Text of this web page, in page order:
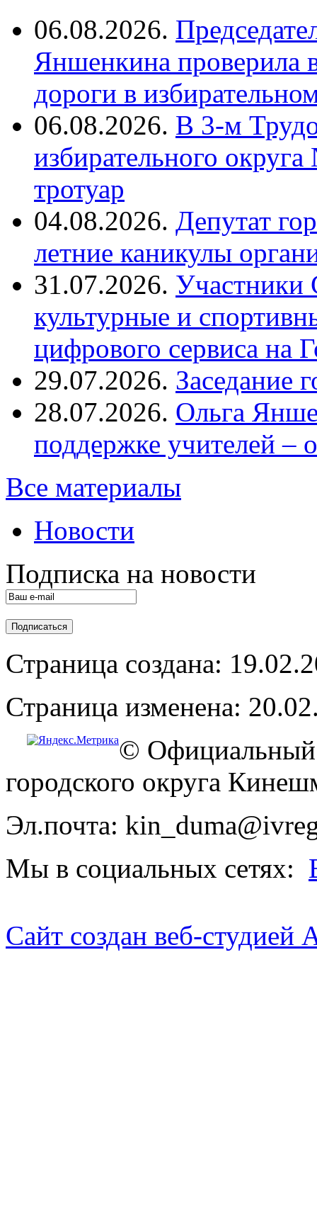
06.08.2026.
Яншенкина проверила
дороги в
06.08.2026. В 3-м
избирательного
тротуар
04.08.2026. Депутат
летние каникулы
31.07.2026.
культурные и
цифрового сервиса на
29.07.2026. Заседание
28.07.2026. Ольга
поддержке учителей –
Все материалы
Новости
Подписка на новости
Страница создана:
Страница изменена:
© Официальный
городского округа
Эл.почта:
Мы в социальных сетях:
Сайт создан веб-студией